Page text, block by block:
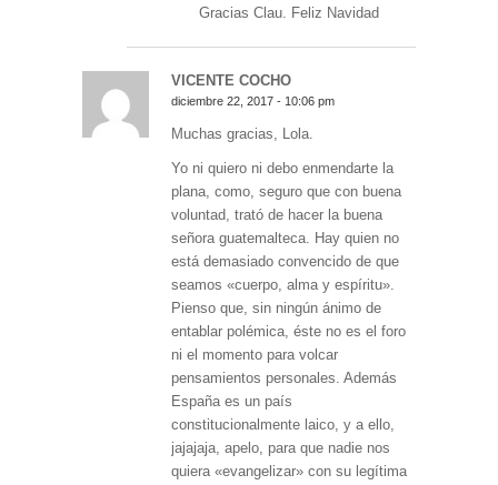
Gracias Clau. Feliz Navidad
VICENTE COCHO
diciembre 22, 2017 - 10:06 pm
Muchas gracias, Lola.
Yo ni quiero ni debo enmendarte la
plana, como, seguro que con buena
voluntad, trató de hacer la buena
señora guatemalteca. Hay quien no
está demasiado convencido de que
seamos «cuerpo, alma y espíritu».
Pienso que, sin ningún ánimo de
entablar polémica, éste no es el foro
ni el momento para volcar
pensamientos personales. Además
España es un país
constitucionalmente laico, y a ello,
jajajaja, apelo, para que nadie nos
quiera «evangelizar» con su legítima